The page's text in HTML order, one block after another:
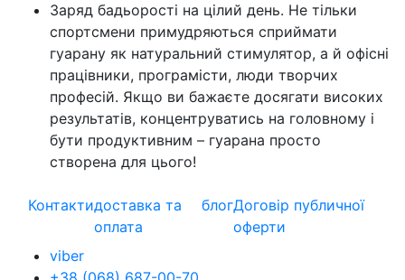
Заряд бадьорості на цілий день. Не тільки
спортсмени примудряються сприймати
гуарану як натуральний стимулятор, а й офісні
працівники, програмісти, люди творчих
професій. Якщо ви бажаєте досягати високих
результатів, концентруватись на головному і
бути продуктивним – гуарана просто
створена для цього!
Контактидоставка та
оплата
блогДоговір публичної
оферти
viber